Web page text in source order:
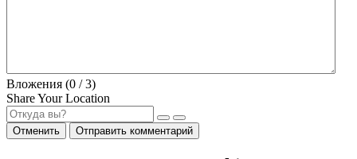
Вложения (0 / 3)
Share Your Location
Отменить Отправить комментарий